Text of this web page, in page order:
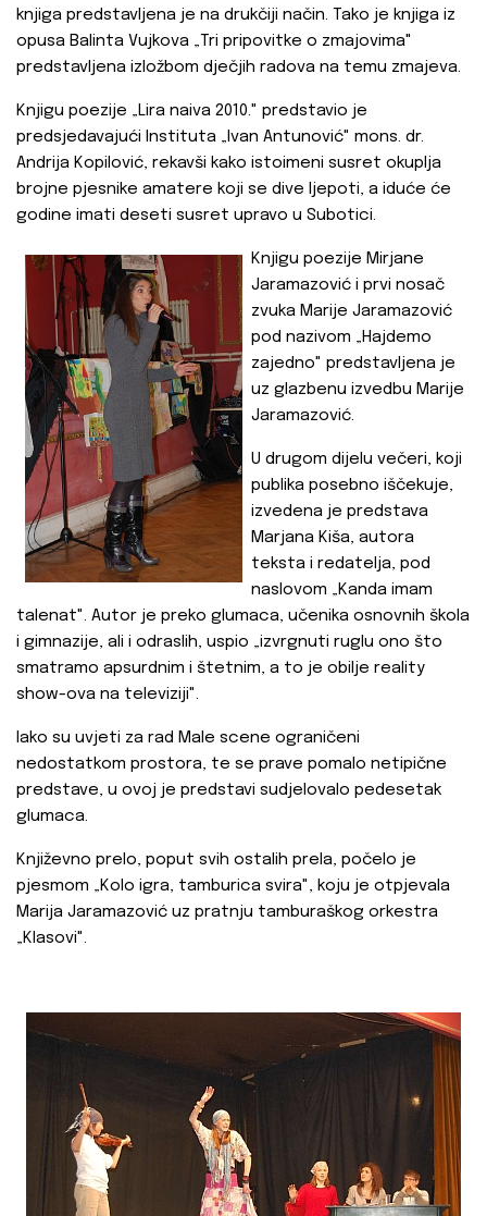
knjiga predstavljena je na drukčiji način. Tako je knjiga iz
opusa Balinta Vujkova „Tri pripovitke o zmajovima"
predstavljena izložbom dječjih radova na temu zmajeva.
Knjigu poezije „Lira naiva 2010." predstavio je
predsjedavajući Instituta „Ivan Antunović" mons. dr.
Andrija Kopilović, rekavši kako istoimeni susret okuplja
brojne pjesnike amatere koji se dive ljepoti, a iduće će
godine imati deseti susret upravo u Subotici.
Knjigu poezije Mirjane
Jaramazović i prvi nosač
zvuka Marije Jaramazović
pod nazivom „Hajdemo
zajedno" predstavljena je
uz glazbenu izvedbu Marije
Jaramazović.
U drugom dijelu večeri, koji
publika posebno iščekuje,
izvedena je predstava
Marjana Kiša, autora
teksta i redatelja, pod
naslovom „Kanda imam
talenat". Autor je preko glumaca, učenika osnovnih škola
i gimnazije, ali i odraslih, uspio „izvrgnuti ruglu ono što
smatramo apsurdnim i štetnim, a to je obilje reality
show-ova na televiziji".
Iako su uvjeti za rad Male scene ograničeni
nedostatkom prostora, te se prave pomalo netipične
predstave, u ovoj je predstavi sudjelovalo pedesetak
glumaca.
Književno prelo, poput svih ostalih prela, počelo je
pjesmom „Kolo igra, tamburica svira", koju je otpjevala
Marija Jaramazović uz pratnju tamburaškog orkestra
„Klasovi".